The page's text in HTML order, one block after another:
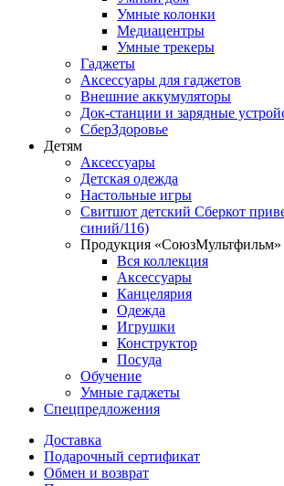
Умные колонки
Медиацентры
Умные трекеры
Гаджеты
Аксессуары для гаджетов
Внешние аккумуляторы
Док-станции и зарядные
СберЗдоровье
Детям
Аксессуары
Детская одежда
Настольные игры
Свитшот детский Сберкот
синий/116)
Продукция «СоюзМультфильм»
Вся коллекция
Аксессуары
Канцелярия
Одежда
Игрушки
Конструктор
Посуда
Обучение
Умные гаджеты
Спецпредложения
Доставка
Подарочный сертификат
Обмен и возврат